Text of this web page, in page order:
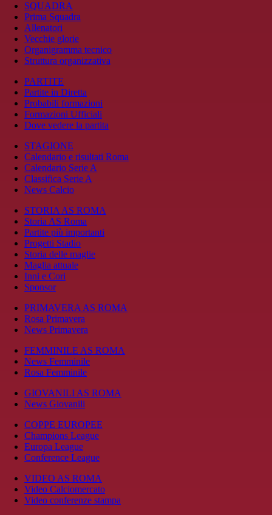
SQUADRA
Prima Squadra
Allenatori
Vecchie glorie
Organigramma tecnico
Struttura organizzativa
PARTITE
Partite in Diretta
Probabili formazioni
Formazioni Ufficiali
Dove vedere la partita
STAGIONE
Calendario e risultati Roma
Calendario Serie A
Classifica Serie A
News Calcio
STORIA AS ROMA
Storia AS Roma
Partite più importanti
Progetti Stadio
Storia delle maglie
Maglia attuale
Inni e Cori
Sponsor
PRIMAVERA AS ROMA
Rosa Primavera
News Primavera
FEMMINILE AS ROMA
News Femminile
Rosa Femminile
GIOVANILI AS ROMA
News Giovanili
COPPE EUROPEE
Champions League
Europa League
Conference League
VIDEO AS ROMA
Video Calciomercato
Video conferenze stampa